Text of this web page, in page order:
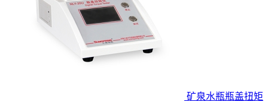
矿泉水瓶瓶盖扭矩